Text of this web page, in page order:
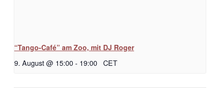
“Tango-Café” am Zoo, mit DJ Roger
9. August @ 15:00- 19:00 CET